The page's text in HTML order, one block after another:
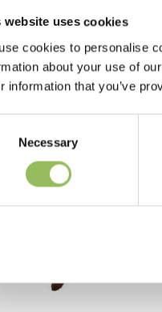
website uses cookies
cookies to personalise
about your use of
information that you’ve
Necessary
Versandkosten